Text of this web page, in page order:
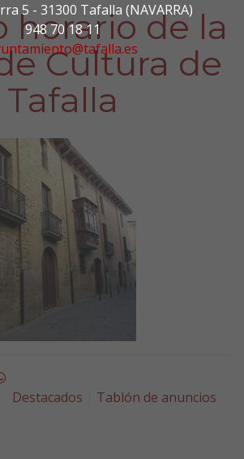
5 - 31300 Tafalla (NAVARRA)
948 70 18 11
horario de la
Cultura de
Tafalla
Whatsapp
Destacados
Tablón de anuncios